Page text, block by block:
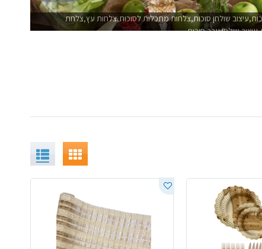
שולחן סוכות,צלחות מתכלות לסוכות,צלחות עץ,צלחת
שולחן ערב סוכות